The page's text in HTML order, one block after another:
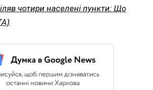
чотири населені пункти: Що